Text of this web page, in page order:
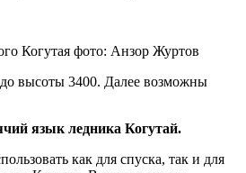
Когутая фото: Анзор Журтов
высоты 3400. Далее возможны
язык ледника Когутай.
как для спуска, так и для